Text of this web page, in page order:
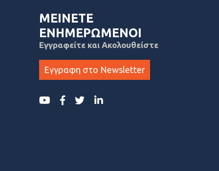
ΜΕΙΝΕΤΕ
ΕΝΗΜΕΡΩΜΕΝΟΙ
Εγγραφείτε και Ακολουθείστε
Εγγραφη στο Newsletter